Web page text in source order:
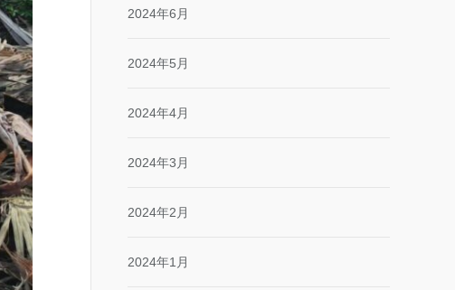
2024年6月
2024年5月
2024年4月
2024年3月
2024年2月
2024年1月